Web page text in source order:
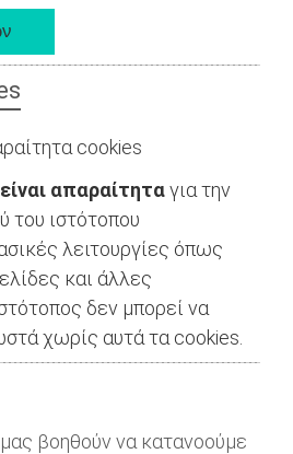
cookies
είναι απαραίτηταγια την
του ιστότοπου
λειτουργίες όπως
και άλλες
δεν μπορεί να
χωρίς αυτά τα cookies.
βοηθούν να κατανοούμε